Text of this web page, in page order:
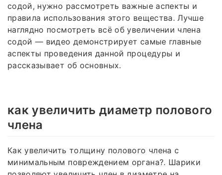
содой, нужно рассмотреть важные аспекты и
правила использования этого вещества. Лучше
наглядно посмотреть всё об увеличении члена
содой — видео демонстрирует самые главные
аспекты проведения данной процедуры и
рассказывает об основных.
как увеличить диаметр полового
члена
Как увеличить толщину полового члена с
минимальным повреждением органа?. Шарики